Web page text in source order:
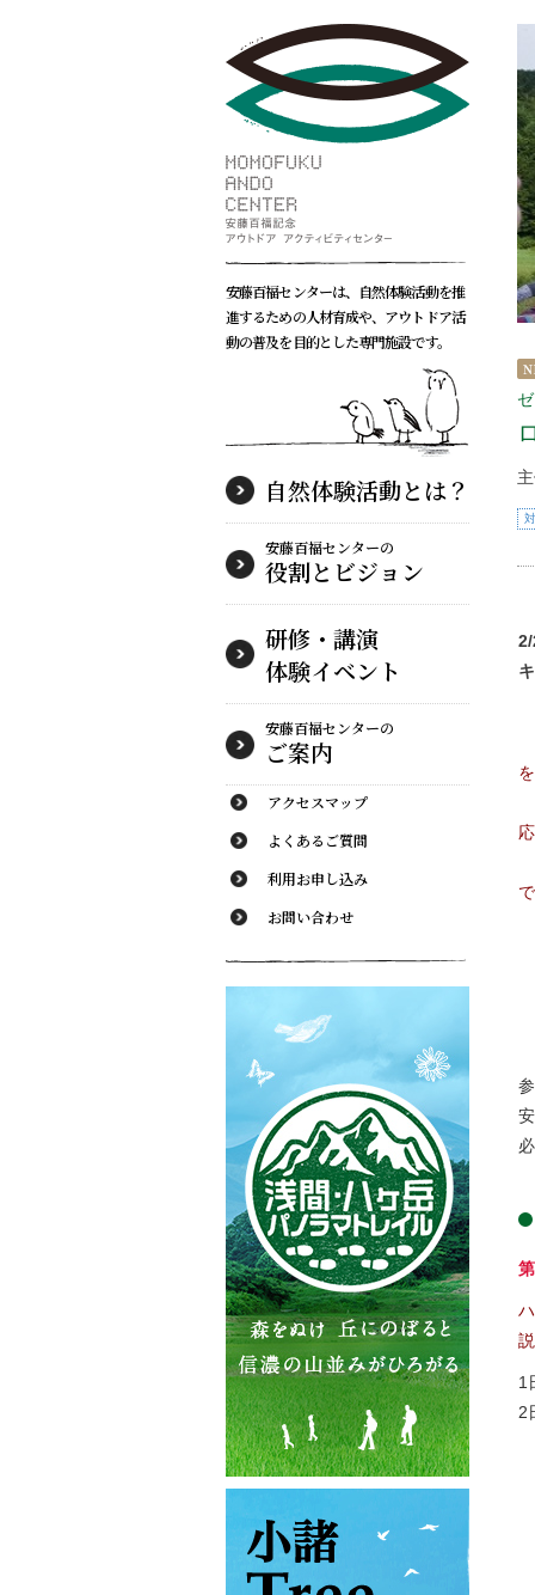
安藤百福センターは、自然体験活動を推
進するための人材育成や、アウトドア活
動の普及を目的とした専門施設です。
自然体験活動とは？
安藤百福センターの
役割とビジョン
研修・講演
体験イベント
安藤百福センターの
ご案内
アクセスマップ
よくあるご質問
利用お申し込み
お問い合わせ
1
2